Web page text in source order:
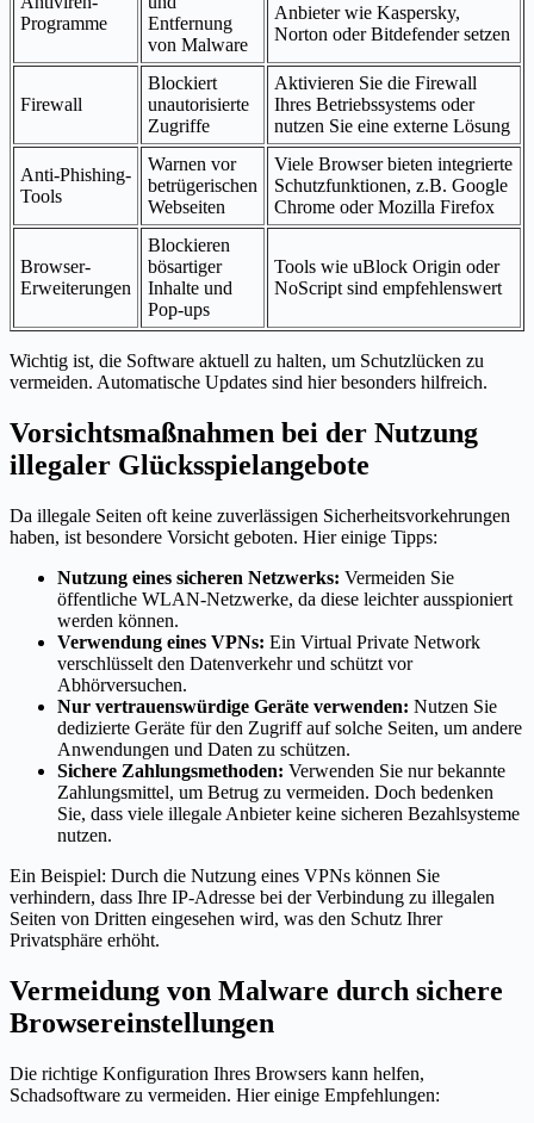
Programme
Entfernung
von Malware
Anbieter wie Kaspersky,
Norton oder Bitdefender setzen
Firewall
Blockiert
unautorisierte
Zugriffe
Aktivieren Sie die Firewall
Ihres Betriebssystems oder
nutzen Sie eine externe Lösung
Anti-Phishing-
Tools
Warnen vor
betrügerischen
Webseiten
Viele Browser bieten integrierte
Schutzfunktionen, z.B. Google
Chrome oder Mozilla Firefox
Browser-
Erweiterungen
Blockieren
bösartiger
Inhalte und
Pop-ups
Tools wie uBlock Origin oder
NoScript sind empfehlenswert
Wichtig ist, die Software aktuell zu halten, um Schutzlücken zu
vermeiden. Automatische Updates sind hier besonders hilfreich.
Vorsichtsmaßnahmen bei der Nutzung
illegaler Glücksspielangebote
Da illegale Seiten oft keine zuverlässigen Sicherheitsvorkehrungen
haben, ist besondere Vorsicht geboten. Hier einige Tipps:
Nutzung eines sicheren Netzwerks: Vermeiden Sie
öffentliche WLAN-Netzwerke, da diese leichter ausspioniert
werden können.
Verwendung eines VPNs: Ein Virtual Private Network
verschlüsselt den Datenverkehr und schützt vor
Abhörversuchen.
Nur vertrauenswürdige Geräte verwenden: Nutzen Sie
dedizierte Geräte für den Zugriff auf solche Seiten, um andere
Anwendungen und Daten zu schützen.
Sichere Zahlungsmethoden: Verwenden Sie nur bekannte
Zahlungsmittel, um Betrug zu vermeiden. Doch bedenken
Sie, dass viele illegale Anbieter keine sicheren Bezahlsysteme
nutzen.
Ein Beispiel: Durch die Nutzung eines VPNs können Sie
verhindern, dass Ihre IP-Adresse bei der Verbindung zu illegalen
Seiten von Dritten eingesehen wird, was den Schutz Ihrer
Privatsphäre erhöht.
Vermeidung von Malware durch sichere
Browsereinstellungen
Die richtige Konfiguration Ihres Browsers kann helfen,
Schadsoftware zu vermeiden. Hier einige Empfehlungen: